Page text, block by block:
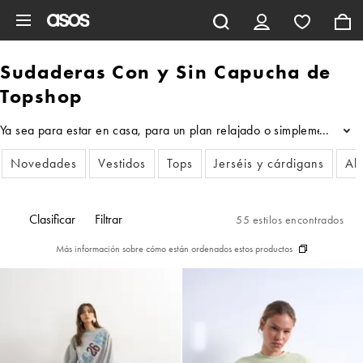
Sudaderas Con y Sin Capucha de
Topshop
Ya sea para estar en casa, para un plan relajado o simplemente
...
Novedades
Vestidos Tops Jerséis y cárdigans
Clasificar Filtrar 55 estilos encontrados
Más información sobre cómo están ordenados estos productos